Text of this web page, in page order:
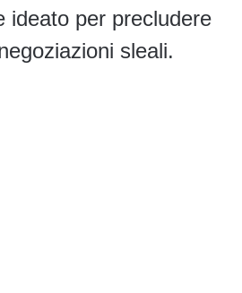
ideato per precludere
sleali.